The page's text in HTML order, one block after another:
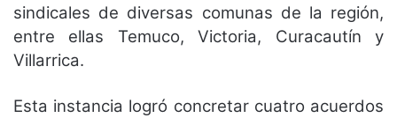
sindicales de diversas comunas de la región,
entre ellas Temuco, Victoria, Curacautín y
Villarrica.
Esta instancia logró concretar cuatro acuerdos